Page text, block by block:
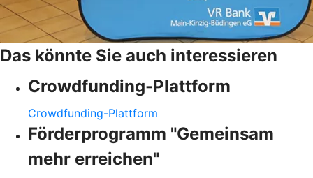
Das könnte Sie auch interessieren
Crowdfunding-Plattform
Crowdfunding-Plattform
Förderprogramm "Gemeinsam
mehr erreichen"